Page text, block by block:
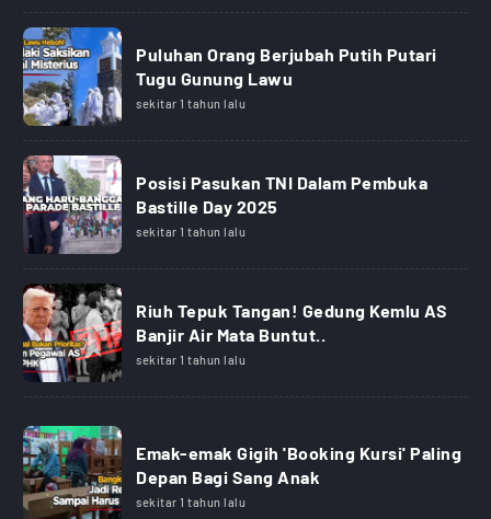
Puluhan Orang Berjubah Putih Putari
Tugu Gunung Lawu
sekitar 1 tahun lalu
Posisi Pasukan TNI Dalam Pembuka
Bastille Day 2025
sekitar 1 tahun lalu
Riuh Tepuk Tangan! Gedung Kemlu AS
Banjir Air Mata Buntut..
sekitar 1 tahun lalu
Emak-emak Gigih 'Booking Kursi' Paling
Depan Bagi Sang Anak
sekitar 1 tahun lalu